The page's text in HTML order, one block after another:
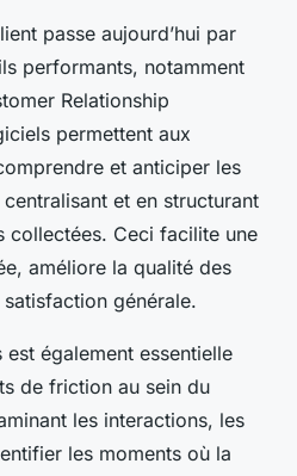
passe aujourd’hui par
performants, notamment
Relationship
permettent aux
et anticiper les
et en structurant
collectées. Ceci facilite une
améliore la qualité des
générale.
est également essentielle
de friction au sein du
les interactions, les
les moments où la